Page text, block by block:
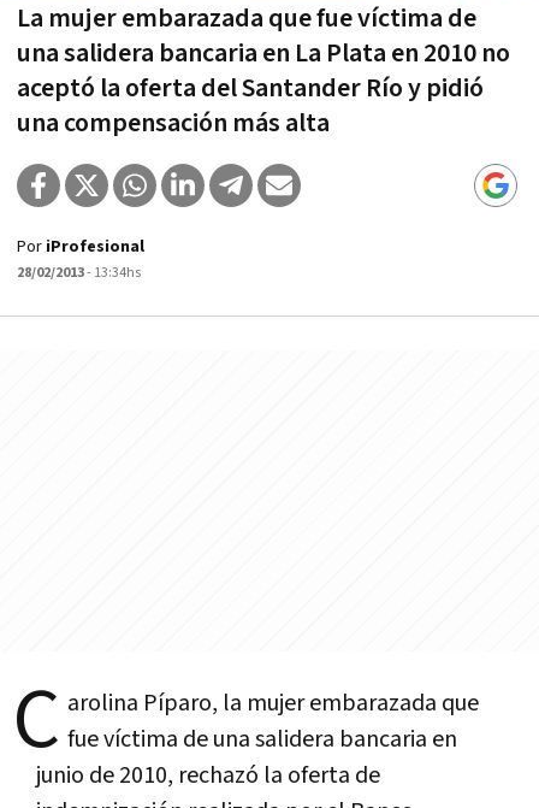
La mujer embarazada que fue víctima de
una salidera bancaria en La Plata en 2010 no
aceptó la oferta del Santander Río y pidió
una compensación más alta
Por iProfesional
28/02/2013- 13:34hs
C arolina Píparo, la mujer embarazada que
fue víctima de una salidera bancaria en
junio de 2010, rechazó la oferta de